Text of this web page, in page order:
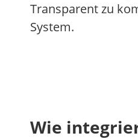
Transparent zu
System.
Wie